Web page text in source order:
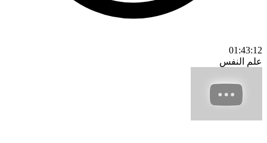
01:43:12
علم النفس